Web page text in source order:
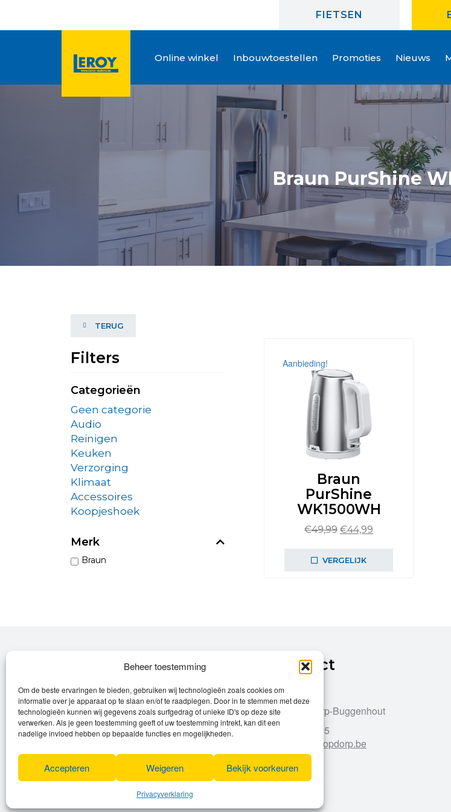
Beheer toestemming
Om de beste ervaringen te bieden, gebruiken wij technologieën zoals cookies om
informatie over je apparaat op te slaan en/of te raadplegen. Door in te stemmen met deze
technologieën kunnen wij gegevens zoals surfgedrag of unieke ID's op deze site
verwerken. Als je geen toestemming geeft of uw toestemming intrekt, kan dit een
nadelige invloed hebben op bepaalde functies en mogelijkheden.
Accepteren Weigeren Bekijk voorkeuren
Privacyverklaring
FIETSEN
Online winkel Inbouwtoestellen Promoties Nieuws
Braun PurShine
TERUG
Filters
Categorieën
Geen categorie
Audio
Reinigen
Keuken
Verzorging
Klimaat
Accessoires
Koopjeshoek
Merk
Braun
Aanbieding!
Braun
PurShine
WK1500WH
€49,99 Oorspronkelijke
was:
€44,99
VERGELIJK
Over Leroy
Leroy verzorgt de verkoop, het onderhoud
en eventuele herstellingen van
(elektrische) fietsen en elektro toestellen.
Algemene voorwaarden
Cookies
Contact
Dries 43
9255 Opdorp-Buggenhout
052/33.27.85
info@leroy-opdorp.be